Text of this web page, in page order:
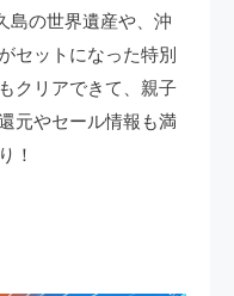
島の世界遺産や、沖
セットになった特別
クリアできて、親子
元やセール情報も満
！